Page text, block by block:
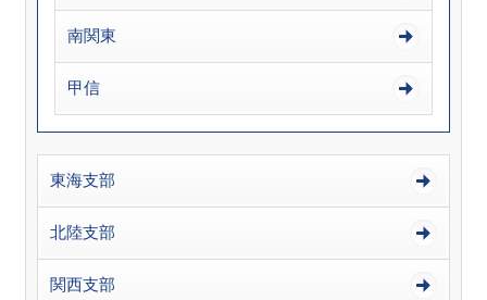
南関東
甲信
東海支部
北陸支部
関西支部